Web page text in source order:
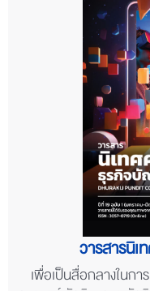
วารสารนิเ
เพื่อเป็นสื่อกลางในกา